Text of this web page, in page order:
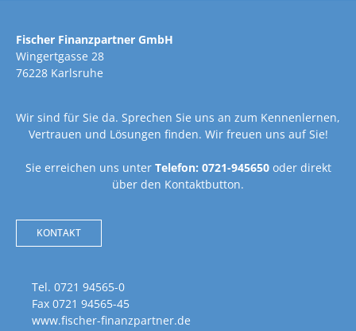
Fischer Finanzpartner GmbH
Wingertgasse 28
76228 Karlsruhe
Wir sind für Sie da. Sprechen Sie uns an zum Kennenlernen,
Vertrauen und Lösungen finden. Wir freuen uns auf Sie!
Sie erreichen uns unter Telefon: 0721-945650oder direkt
über den Kontaktbutton.
KONTAKT
Tel. 0721 94565-0
Fax 0721 94565-45
www.fischer-finanzpartner.de